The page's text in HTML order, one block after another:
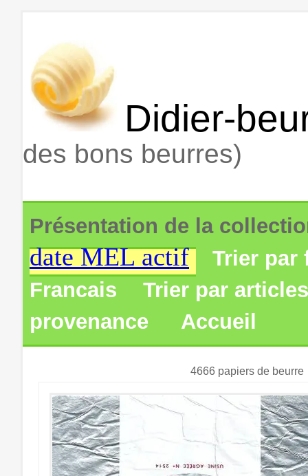
Didier-
des bons beurres)
Présentation de la
date MEL actif
Trier par
Francais
Trier par
provenance
Accueil
4666 papiers de beurre